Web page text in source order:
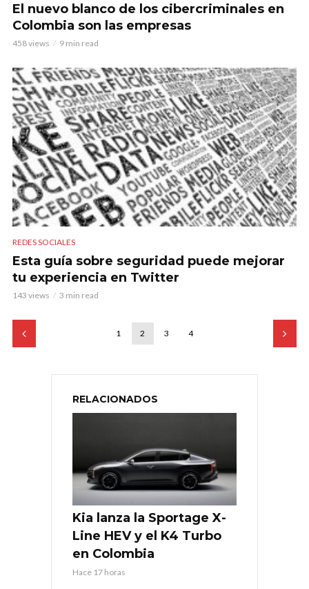
El nuevo blanco de los cibercriminales en
Colombia son las empresas
458 views 9 min read
REDES SOCIALES
Esta guía sobre seguridad puede mejorar
tu experiencia en Twitter
143 views 3 min read
1 2 3 4
RELACIONADOS
Kia lanza la Sportage X-
Line HEV y el K4 Turbo
en Colombia
Hace 17 horas